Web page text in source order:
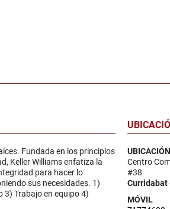
Fundada en los principios
Keller Williams enfatiza la
para hacer lo
sus necesidades. 1)
3) Trabajo en equipo 4)
UBICACIÓN
Centro
#38
Curridabat
MÓVIL